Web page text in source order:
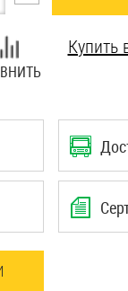
Купить